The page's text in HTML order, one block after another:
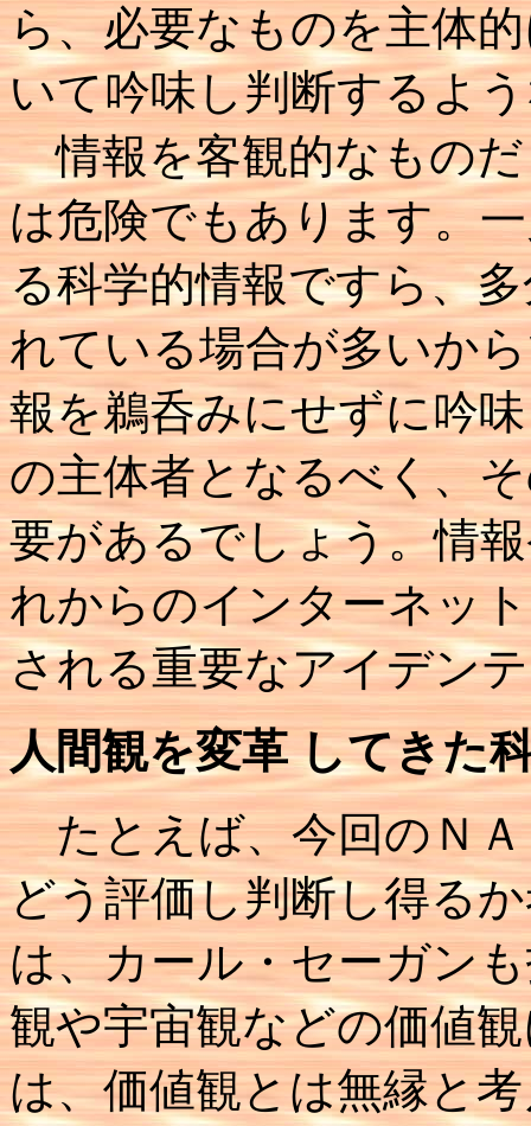
ら、必要なものを主体
いて吟味し判断するよ
情報を客観的なものだ
は危険でもあります。
る科学的情報ですら、
れている場合が多いか
報を鵜呑みにせずに吟
の主体者となるべく、
要があるでしょう。情
れからのインターネッ
される重要なアイデン
人間観を変革 してきた
たとえば、今回のＮＡ
どう評価し判断し得る
は、カール・セーガン
観や宇宙観などの価値
は、価値観とは無縁と